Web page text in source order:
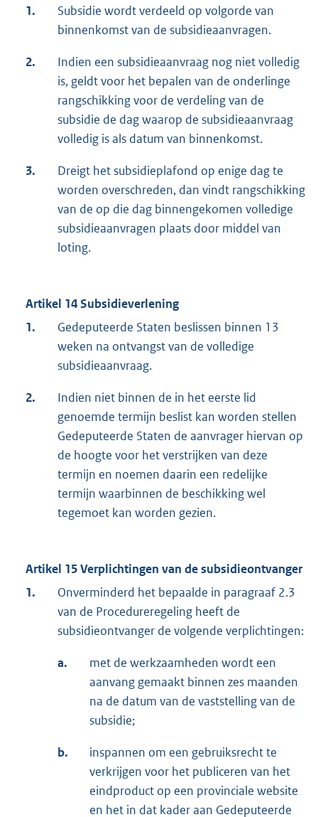
1.
Subsidie wordt verdeeld op volgorde van
binnenkomst van de subsidieaanvragen.
2.
Indien een subsidieaanvraag nog niet volledig
is, geldt voor het bepalen van de onderlinge
rangschikking voor de verdeling van de
subsidie de dag waarop de subsidieaanvraag
volledig is als datum van binnenkomst.
3.
Dreigt het subsidieplafond op enige dag te
worden overschreden, dan vindt rangschikking
van de op die dag binnengekomen volledige
subsidieaanvragen plaats door middel van
loting.
Artikel 14 Subsidieverlening
1.
Gedeputeerde Staten beslissen binnen 13
weken na ontvangst van de volledige
subsidieaanvraag.
2.
Indien niet binnen de in het eerste lid
genoemde termijn beslist kan worden stellen
Gedeputeerde Staten de aanvrager hiervan op
de hoogte voor het verstrijken van deze
termijn en noemen daarin een redelijke
termijn waarbinnen de beschikking wel
tegemoet kan worden gezien.
Artikel 15 Verplichtingen van de subsidieontvanger
1.
Onverminderd het bepaalde in paragraaf 2.3
van de Procedureregeling heeft de
subsidieontvanger de volgende verplichtingen:
a.
met de werkzaamheden wordt een
aanvang gemaakt binnen zes maanden
na de datum van de vaststelling van de
subsidie;
b.
inspannen om een gebruiksrecht te
verkrijgen voor het publiceren van het
eindproduct op een provinciale website
en het in dat kader aan Gedeputeerde